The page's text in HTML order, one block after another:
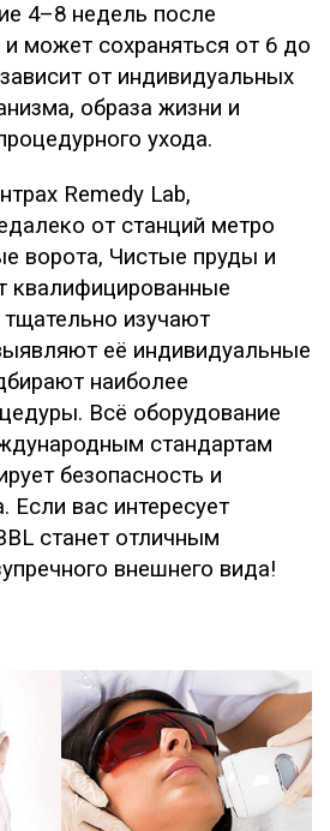
4–8 недель после
может сохраняться от 6 до
от индивидуальных
образа жизни и
ухода.
Remedy Lab,
от станций метро
ворота, Чистые пруды и
квалифицированные
изучают
её индивидуальные
наиболее
Всё оборудование
стандартам
безопасность и
Если вас интересует
станет отличным
внешнего вида!